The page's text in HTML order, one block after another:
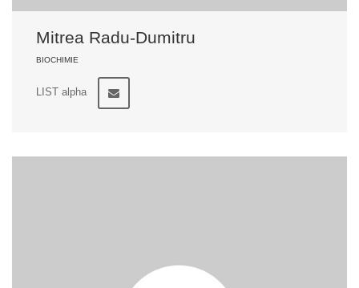
Mitrea Radu-Dumitru
BIOCHIMIE
LIST alpha